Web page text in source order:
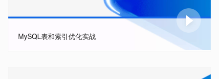
MySQL表和索引优化实战